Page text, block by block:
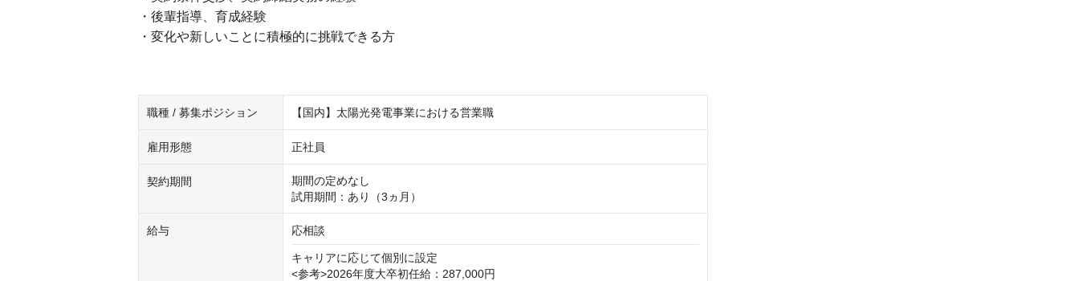
・後輩指導、育成経験
・変化や新しいことに積極的に挑戦できる方
職種 / 募集ポジション 【国内】太陽光発電事業における営業職
雇用形態 正社員
契約期間
期間の定めなし
試用期間：あり（3ヵ月）
給与 応相談
キャリアに応じて個別に設定
<参考>2026年度大卒初任給：287,000円